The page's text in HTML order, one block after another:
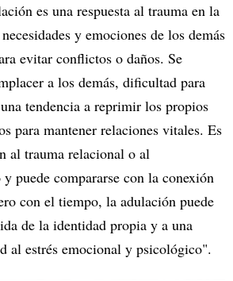
es una respuesta al trauma en la
y emociones de los demás
evitar conflictos o daños. Se
a los demás, dificultad para
tendencia a reprimir los propios
para mantener relaciones vitales. Es
al trauma relacional o al
puede compararse con la conexión
con el tiempo, la adulación puede
de la identidad propia y a una
al estrés emocional y psicológico".